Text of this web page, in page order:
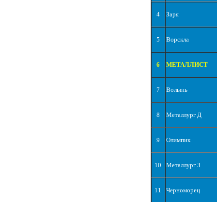
4 Заря
5 Ворскла
6 МЕТАЛЛИСТ
7 Волынь
8 Металлург Д
9 Олимпик
10 Металлург З
11 Черноморец